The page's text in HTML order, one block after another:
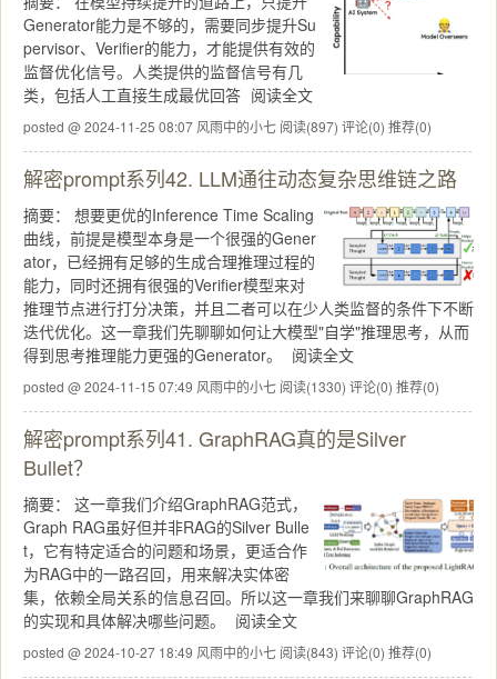
Generator能力是不够的，需要同步提升Su
pervisor、Verifier的能力，才能提供有效的
监督优化信号。人类提供的监督信号有几
类，包括人工直接生成最优回答 阅读全文
posted @ 2024-11-25 08:07 风雨中的小七 阅读(897) 评论(0) 推荐(0)
解密prompt系列42. LLM通往动态复杂思维链之路
摘要： 想要更优的Inference Time Scaling
曲线，前提是模型本身是一个很强的Gener
ator，已经拥有足够的生成合理推理过程的
能力，同时还拥有很强的Verifier模型来对
推理节点进行打分决策，并且二者可以在少人类监督的条件下不断
迭代优化。这一章我们先聊聊如何让大模型"自学"推理思考，从而
得到思考推理能力更强的Generator。
阅读全文
posted @ 2024-11-15 07:49 风雨中的小七 阅读(1330) 评论(0) 推荐(0)
解密prompt系列41. GraphRAG真的是Silver
Bullet？
摘要： 这一章我们介绍GraphRAG范式，
Graph RAG虽好但并非RAG的Silver Bulle
t，它有特定适合的问题和场景，更适合作
为RAG中的一路召回，用来解决实体密
集，依赖全局关系的信息召回。所以这一章我们来聊聊GraphRAG
的实现和具体解决哪些问题。
阅读全文
posted @ 2024-10-27 18:49 风雨中的小七 阅读(843) 评论(0) 推荐(0)